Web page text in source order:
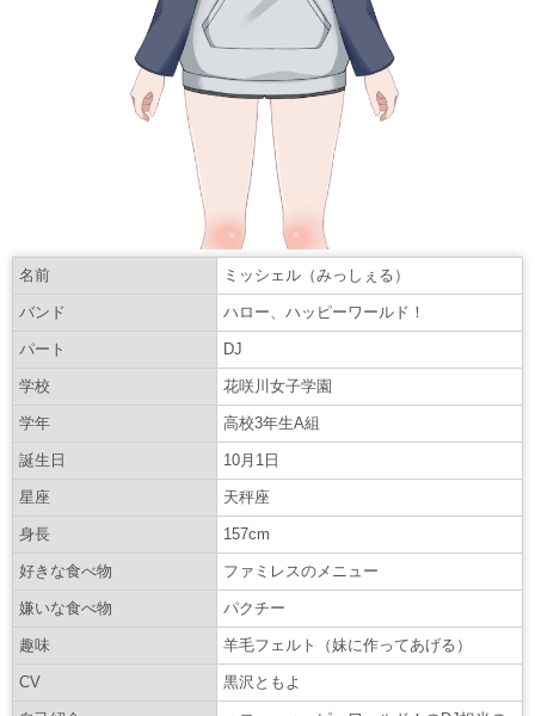
名前 ミッシェル（みっしぇる）
バンド ハロー、ハッピーワールド！
パート DJ
学校 花咲川女子学園
学年 高校3年生A組
誕生日 10月1日
星座 天秤座
身長 157cm
好きな食べ物 ファミレスのメニュー
嫌いな食べ物 パクチー
趣味 羊毛フェルト（妹に作ってあげる）
CV 黒沢ともよ